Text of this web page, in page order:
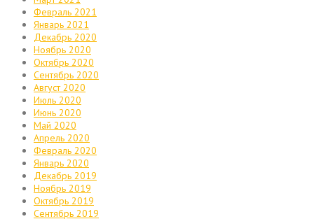
Февраль 2021
Январь 2021
Декабрь 2020
Ноябрь 2020
Октябрь 2020
Сентябрь 2020
Август 2020
Июль 2020
Июнь 2020
Май 2020
Апрель 2020
Февраль 2020
Январь 2020
Декабрь 2019
Ноябрь 2019
Октябрь 2019
Сентябрь 2019